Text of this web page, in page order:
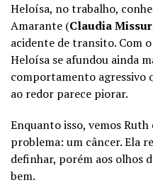
Heloísa, no trabalho,
Amarante (Claudia
acidente de transito. Com
Heloísa se afundou ainda
comportamento agressivo
ao redor parece piorar.
Enquanto isso, vemos
problema: um câncer. Ela
definhar, porém aos olhos
bem.